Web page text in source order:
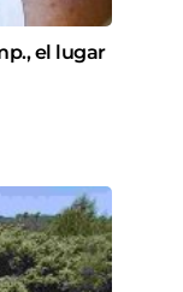
el lugar